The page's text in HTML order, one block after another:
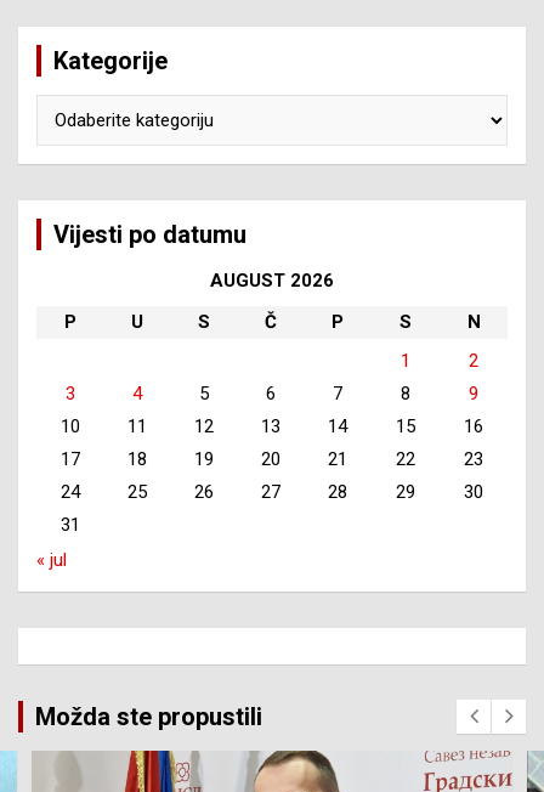
Kategorije
Vijesti po datumu
AUGUST 2026
P
U S Č P S
N
1
2
3
4 5 6 7 8
9
10
11 12 13 14 15
16
17
18 19 20 21 22
23
24
25 26 27 28 29
30
31
« jul
Možda ste propustili